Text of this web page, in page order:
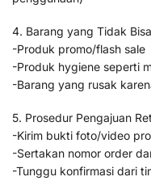
4. Barang yang Tidak
-Produk promo/flash sale
-Produk hygiene seperti
-Barang yang rusak
5. Prosedur Pengajuan
-Kirim bukti foto/video
-Sertakan nomor order
-Tunggu konfirmasi dari